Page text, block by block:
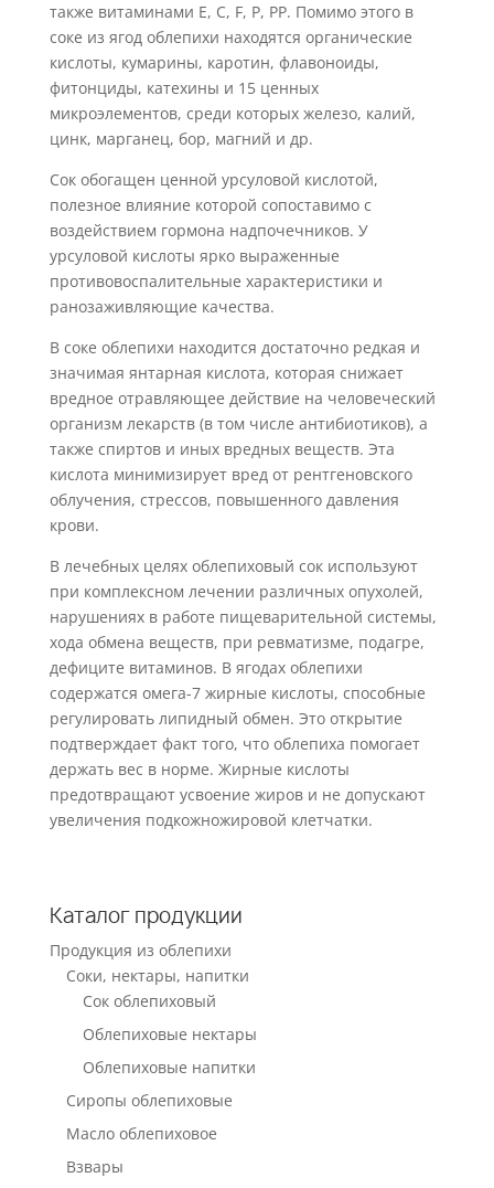
также витаминами Е, С, F, P, PP. Помимо этого в
соке из ягод облепихи находятся органические
кислоты, кумарины, каротин, флавоноиды,
фитонциды, катехины и 15 ценных
микроэлементов, среди которых железо, калий,
цинк, марганец, бор, магний и др.
Сок обогащен ценной урсуловой кислотой,
полезное влияние которой сопоставимо с
воздействием гормона надпочечников. У
урсуловой кислоты ярко выраженные
противовоспалительные характеристики и
ранозаживляющие качества.
В соке облепихи находится достаточно редкая и
значимая янтарная кислота, которая снижает
вредное отравляющее действие на человеческий
организм лекарств (в том числе антибиотиков), а
также спиртов и иных вредных веществ. Эта
кислота минимизирует вред от рентгеновского
облучения, стрессов, повышенного давления
крови.
В лечебных целях облепиховый сок используют
при комплексном лечении различных опухолей,
нарушениях в работе пищеварительной системы,
хода обмена веществ, при ревматизме, подагре,
дефиците витаминов. В ягодах облепихи
содержатся омега-7 жирные кислоты, способные
регулировать липидный обмен. Это открытие
подтверждает факт того, что облепиха помогает
держать вес в норме. Жирные кислоты
предотвращают усвоение жиров и не допускают
увеличения подкожножировой клетчатки.
Каталог продукции
Продукция из облепихи
Соки, нектары, напитки
Сок облепиховый
Облепиховые нектары
Облепиховые напитки
Сиропы облепиховые
Масло облепиховое
Взвары